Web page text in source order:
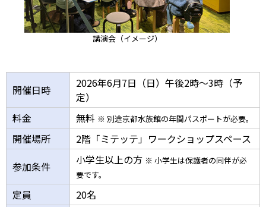
講演会（イメージ）
開催日時
2026年6月7日（日）午後2時～3時（予
定）
料金
無料 ※ 別途京都水族館の年間パスポートが必要。
開催場所
2階「ミテッテ」ワークショップスペース
参加条件
小学生以上の方 ※ 小学生は保護者の同伴が必
要です。
定員 20名